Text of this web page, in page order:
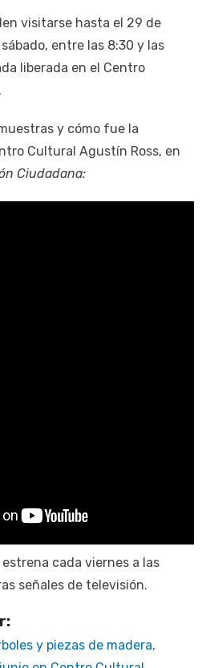
visitarse hasta el 29 de
entre las 8:30 y las
liberada en el Centro
y cómo fue la
Cultural Agustín Ross, en
Ciudadana:
estrena cada viernes a las
señales de televisión.
y piezas de madera,